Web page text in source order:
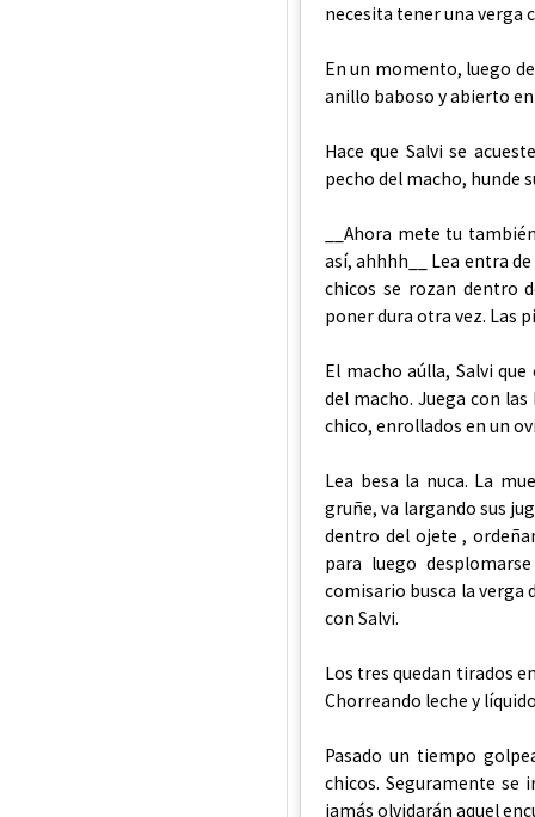
necesita tener una verga
En un momento, luego
anillo baboso y abierto
Hace que Salvi se
pecho del macho, hunde
__Ahora mete tu
así, ahhhh__ Lea entra
chicos se rozan dentro
poner dura otra vez. Las
El macho aúlla, Salvi
del macho. Juega con
chico, enrollados en un
Lea besa la nuca. La
gruñe, va largando sus
dentro del ojete ,
para luego
comisario busca la verga
con Salvi.
Los tres quedan tirados
Chorreando leche y
Pasado un tiempo
chicos. Seguramente se
jamás olvidarán aquel